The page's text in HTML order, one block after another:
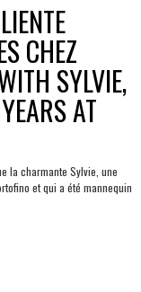
CHEZ
SYLVIE,
AT
la charmante Sylvie, une
et qui a été mannequin